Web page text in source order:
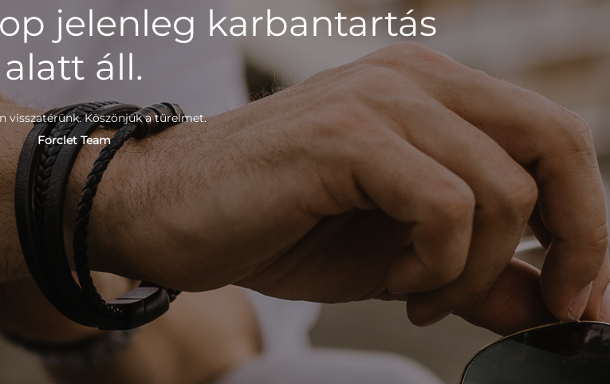
jelenleg karbantartás
alatt áll.
visszatérünk. Köszönjük a türelmet.
Forclet Team